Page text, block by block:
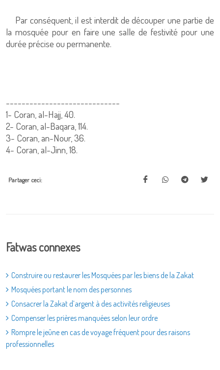
Par conséquent, il est interdit de découper une partie de
la mosquée pour en faire une salle de festivité pour une
durée précise ou permanente.
-----------------------------
1- Coran, al-Hajj, 40.
2- Coran, al-Baqara, 114.
3- Coran, an-Nour, 36.
4- Coran, al-Jinn, 18.
Partager ceci:
Fatwas connexes
Construire ou restaurer les Mosquées par les biens de la Zakat
Mosquées portant le nom des personnes
Consacrer la Zakat d’argent à des activités religieuses
Compenser les prières manquées selon leur ordre
Rompre le jeûne en cas de voyage fréquent pour des raisons
professionnelles